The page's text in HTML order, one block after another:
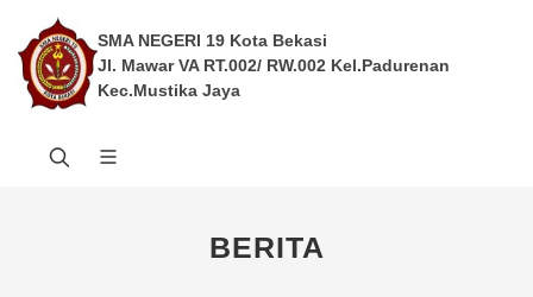
SMA NEGERI 19 Kota Bekasi
Jl. Mawar VA RT.002/ RW.002 Kel.Padurenan
Kec.Mustika Jaya
BERITA